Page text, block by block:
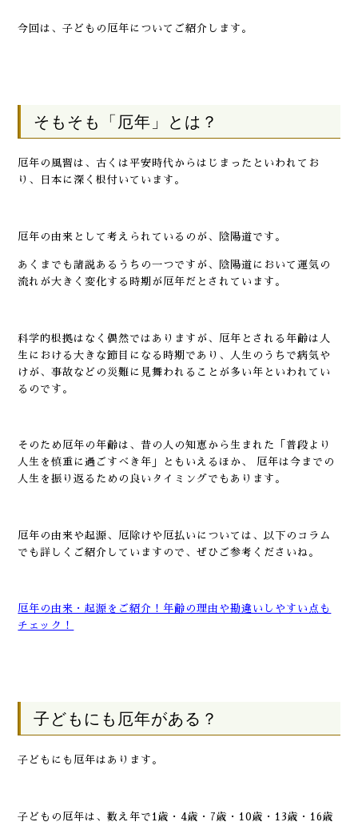
今回は、子どもの厄年についてご紹介します。
そもそも「厄年」とは？
厄年の風習は、古くは平安時代からはじまったといわれてお
り、日本に深く根付いています。
厄年の由来として考えられているのが、陰陽道です。
あくまでも諸説あるうちの一つですが、陰陽道において運気の
流れが大きく変化する時期が厄年だとされています。
科学的根拠はなく偶然ではありますが、厄年とされる年齢は人
生における大きな節目になる時期であり、人生のうちで病気や
けが、事故などの災難に見舞われることが多い年といわれてい
るのです。
そのため厄年の年齢は、昔の人の知恵から生まれた「普段より
人生を慎重に過ごすべき年」ともいえるほか、 厄年は今までの
人生を振り返るための良いタイミングでもあります。
厄年の由来や起源、厄除けや厄払いについては、以下のコラム
でも詳しくご紹介していますので、ぜひご参考くださいね。
厄年の由来・起源をご紹介！年齢の理由や勘違いしやすい点も
チェック！
子どもにも厄年がある？
子どもにも厄年はあります。
子どもの厄年は、数え年で1歳・4歳・7歳・10歳・13歳・16歳